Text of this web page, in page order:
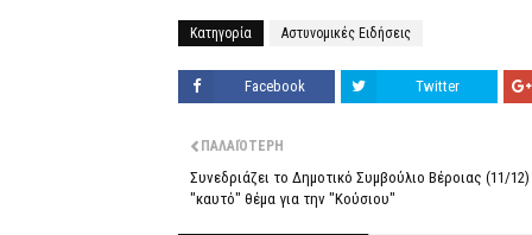
Κατηγορία Αστυνομικές Ειδήσεις
Facebook Twitter
ΠΑΛΑΙΌΤΕΡΗ
Συνεδριάζει το Δημοτικό Συμβούλιο Βέροιας (11/12)
"καυτό" θέμα για την "Κούσιου"